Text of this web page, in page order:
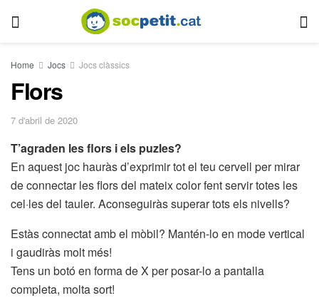
Home Jocs Jocs clàssics
Flors
7 d'abril de 2020
T’agraden les flors i els puzles?
En aquest joc hauràs d’exprimir tot el teu cervell per mirar
de connectar les flors del mateix color fent servir totes les
cel·les del tauler. Aconseguiràs superar tots els nivells?
Estàs connectat amb el mòbil? Mantén-lo en mode vertical
i gaudiràs molt més!
Tens un botó en forma de X per posar-lo a pantalla
completa, molta sort!